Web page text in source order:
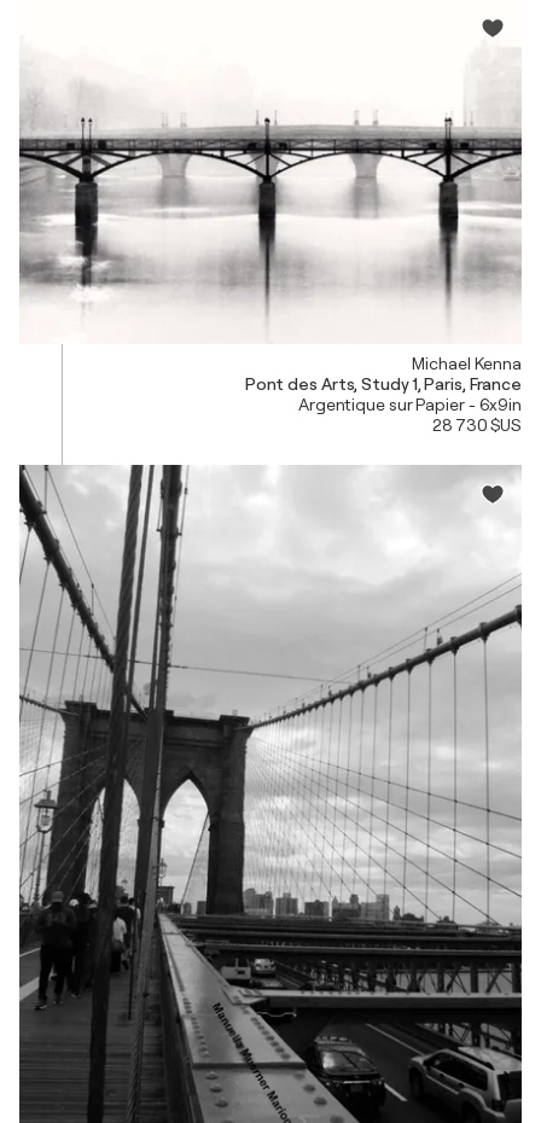
Michael Kenna
Pont des Arts, Study 1, Paris, France
Argentique sur Papier - 6x9in
28 730 $US